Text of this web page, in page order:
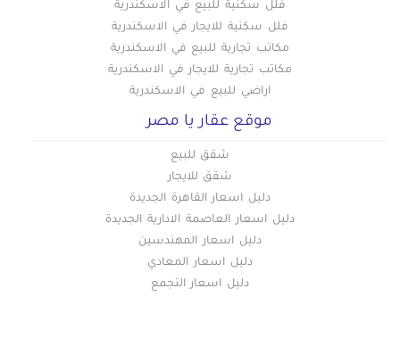
فلل سكنية للبيع في الاسكندرية
فلل سكنية للايجار في الاسكندرية
مكاتب تجارية للبيع في الاسكندرية
مكاتب تجارية للايجار في الاسكندرية
اراضي للبيع في الاسكندرية
موقع عقار يا مصر
شقق للبيع
شقق للايجار
دليل اسعار القاهرة الجديدة
دليل اسعار العاصمة الادارية الجديدة
دليل اسعار المهندسين
دليل اسعار المعادي
دليل اسعار التجمع